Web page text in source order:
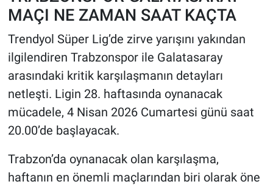
MAÇI NE ZAMAN SAAT KAÇTA
Trendyol Süper Lig’de zirve yarışını yakından
ilgilendiren Trabzonspor ile Galatasaray
arasındaki kritik karşılaşmanın detayları
netleşti. Ligin 28. haftasında oynanacak
mücadele, 4 Nisan 2026 Cumartesi günü saat
20.00’de başlayacak.
Trabzon’da oynanacak olan karşılaşma,
haftanın en önemli maçlarından biri olarak öne
POLİTİKA
SPOR
MAGAZİN
Bilim, Teknoloji